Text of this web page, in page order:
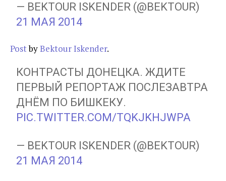
— BEKTOUR ISKENDER (@BEKTOUR)
21 МАЯ 2014
PostbyBektour Iskender.
КОНТРАСТЫ ДОНЕЦКА. ЖДИТЕ
ПЕРВЫЙ РЕПОРТАЖ ПОСЛЕЗАВТРА
ДНЁМ ПО БИШКЕКУ.
PIC.TWITTER.COM/TQKJKHJWPA
— BEKTOUR ISKENDER (@BEKTOUR)
21 МАЯ 2014